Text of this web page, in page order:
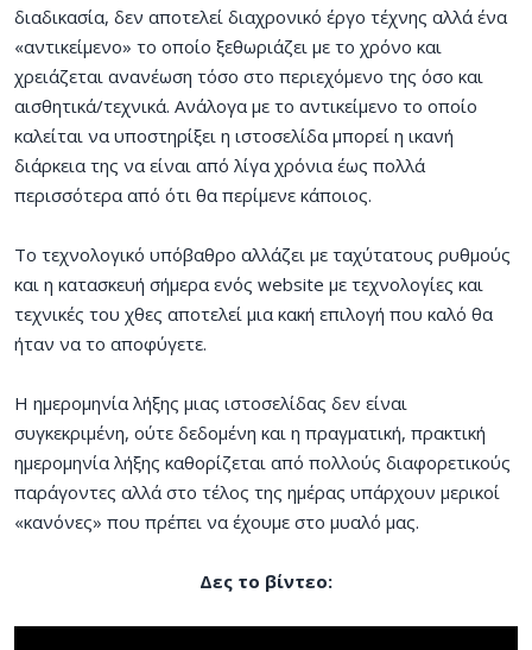
διαδικασία, δεν αποτελεί διαχρονικό έργο τέχνης αλλά ένα
«αντικείμενο» το οποίο ξεθωριάζει με το χρόνο και
χρειάζεται ανανέωση τόσο στο περιεχόμενο της όσο και
αισθητικά/τεχνικά. Ανάλογα με το αντικείμενο το οποίο
καλείται να υποστηρίξει η ιστοσελίδα μπορεί η ικανή
διάρκεια της να είναι από λίγα χρόνια έως πολλά
περισσότερα από ότι θα περίμενε κάποιος.
Το τεχνολογικό υπόβαθρο αλλάζει με ταχύτατους ρυθμούς
και η κατασκευή σήμερα ενός website με τεχνολογίες και
τεχνικές του χθες αποτελεί μια κακή επιλογή που καλό θα
ήταν να το αποφύγετε.
Η ημερομηνία λήξης μιας ιστοσελίδας δεν είναι
συγκεκριμένη, ούτε δεδομένη και η πραγματική, πρακτική
ημερομηνία λήξης καθορίζεται από πολλούς διαφορετικούς
παράγοντες αλλά στο τέλος της ημέρας υπάρχουν μερικοί
«κανόνες» που πρέπει να έχουμε στο μυαλό μας.
Δες το βίντεο: